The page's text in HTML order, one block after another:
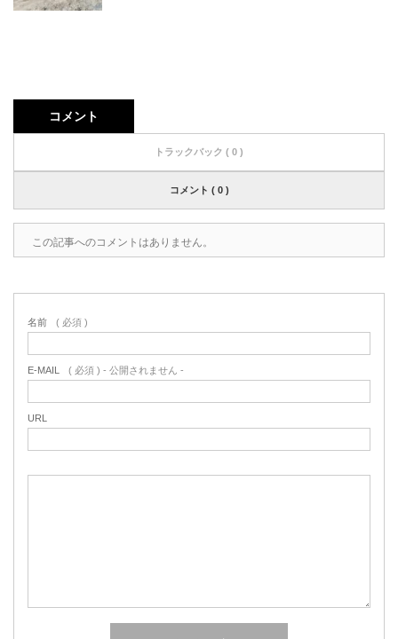
コメント
トラックバック ( 0 )
コメント ( 0 )
この記事へのコメントはありません。
名前 ( 必須 )
E-MAIL ( 必須 ) - 公開されません -
URL